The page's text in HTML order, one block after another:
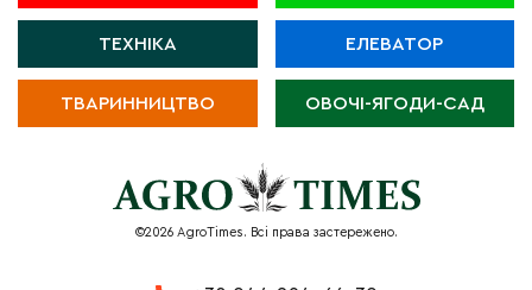
ТЕХНІКА ЕЛЕВАТОР
ТВАРИННИЦТВО ОВОЧІ-ЯГОДИ-САД
©2026 AgroTimes. Всі права застережено.